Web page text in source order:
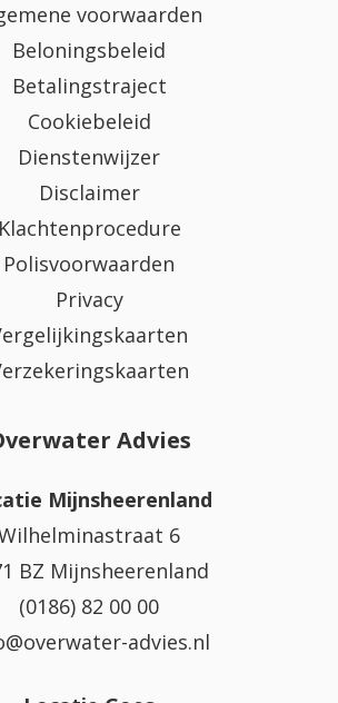
voorwaarden
Beloningsbeleid
Betalingstraject
Cookiebeleid
Dienstenwijzer
Disclaimer
Klachtenprocedure
Polisvoorwaarden
Privacy
Advies
Mijnsheerenland
6
BZ Mijnsheerenland
(0186) 82 00 00
advies.nl